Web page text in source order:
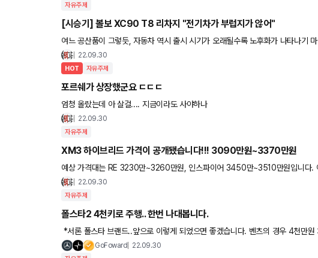
자유주제
[시승기] 볼보 XC90 T8 리차지 "전기차가 부럽지가 않어"
여느 공산품이 그렇듯, 자동차 역시 출시 시기가 오래될수록 노후화가 나타나기
한 이후 7년이라는 세월이 지났는데, 이는 일반적인 승용차들의 풀 체인지 주기와
22.09.30
HOT 자유주제
포르쉐가 상장했군요 ㄷㄷㄷ
엄청 올랐는데 아 살걸.... 지금이라도 사야하나
22.09.30
자유주제
XM3 하이브리드 가격이 공개됐습니다!!! 3090만원~3370만원
예상 가격대는 RE 3230만~3260만원, 인스파이어 3450만~3510만원입니다.
을 적용하면 살재 구매 가격은 3090~3370만원 수준이라고 하네요!
22.09.30
자유주제
폴스타2 4천키로 주행.. 한번 나대봅니다.
*서론 폴스타 브랜드..앞으로 이렇게 되었으면 좋겠습니다. 벤츠의 경우 4천만원 차량 엔트리의 경우 4천만원으로 벤츠를???!!! 이라
는 타이틀 들이 달립니다. 폴3, 폴6 등등이 프리미
GoFoward 22.09.30